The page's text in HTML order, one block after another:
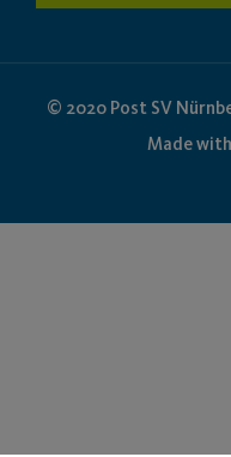
© 2020 Post SV
Made with